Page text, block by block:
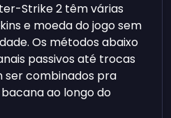
Strike 2 têm várias
e moeda do jogo sem
Os métodos abaixo
passivos até trocas
ser combinados pra
ao longo do